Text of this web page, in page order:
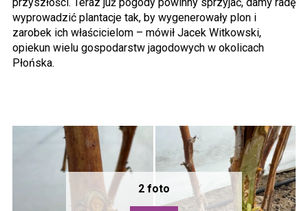
wyprowadzić plantacje tak, by wygenerowały plon i
zarobek ich właścicielom – mówił Jacek Witkowski,
opiekun wielu gospodarstw jagodowych w okolicach
Płońska.